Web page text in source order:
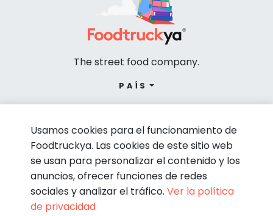
The street food company.
PAÍS
© Foodtruckya 2026
Usamos cookies para el funcionamiento de
Foodtruckya. Las cookies de este sitio web
se usan para personalizar el contenido y los
anuncios, ofrecer funciones de redes
sociales y analizar el tráfico. Ver la política
de privacidad